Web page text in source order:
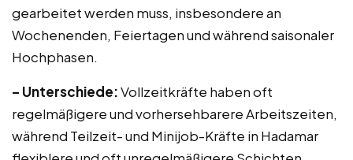
gearbeitet werden muss, insbesondere an
Wochenenden, Feiertagen und während saisonaler
Hochphasen.
– Unterschiede:Vollzeitkräfte haben oft
regelmäßigere und vorhersehbarere Arbeitszeiten,
während Teilzeit- und Minijob-Kräfte in Hadamar